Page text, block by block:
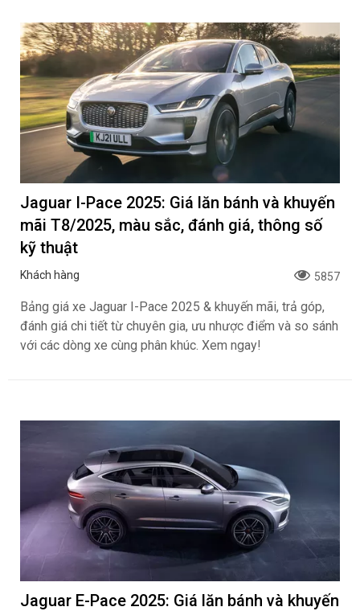
Jaguar I-Pace 2025: Giá lăn bánh và khuyến
mãi T8/2025, màu sắc, đánh giá, thông số
kỹ thuật
Khách hàng 5857
Bảng giá xe Jaguar I-Pace 2025 & khuyến mãi, trả góp,
đánh giá chi tiết từ chuyên gia, ưu nhược điểm và so sánh
với các dòng xe cùng phân khúc. Xem ngay!
Jaguar E-Pace 2025: Giá lăn bánh và khuyến